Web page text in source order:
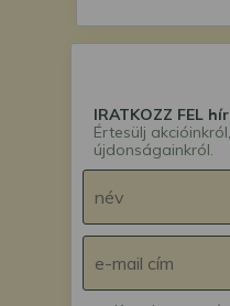
IRATKOZZ FEL
Értesülj akcióinkról,
újdonságainkról.